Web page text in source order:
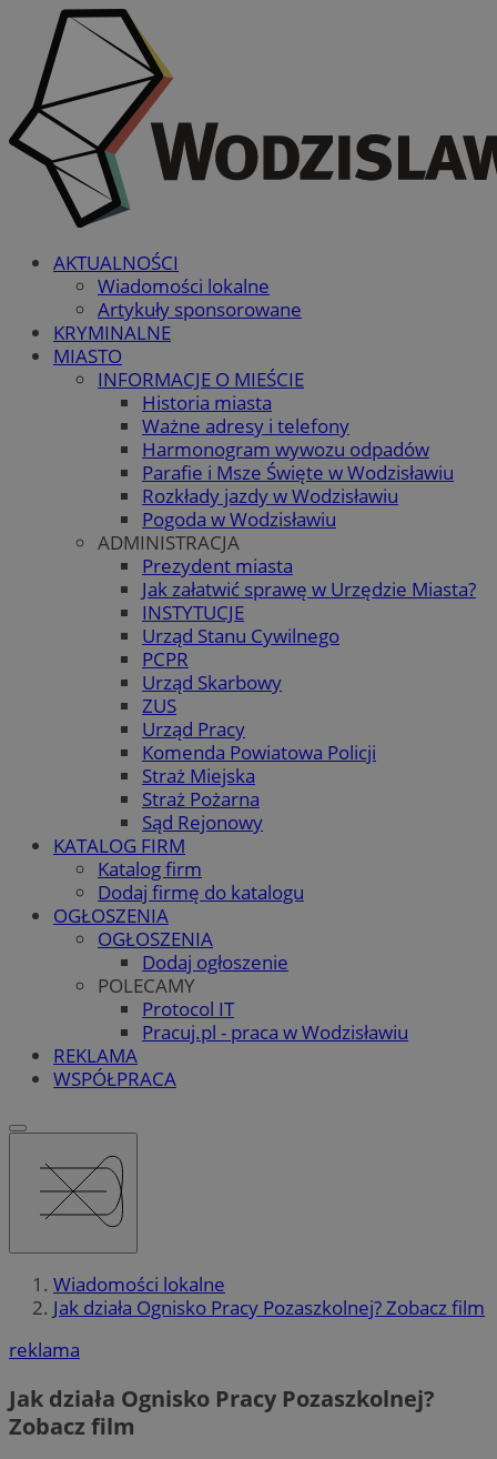
AKTUALNOŚCI
Wiadomości lokalne
Artykuły sponsorowane
KRYMINALNE
MIASTO
INFORMACJE O MIEŚCIE
Historia miasta
Ważne adresy i telefony
Harmonogram wywozu odpadów
Parafie i Msze Święte w Wodzisławiu
Rozkłady jazdy w Wodzisławiu
Pogoda w Wodzisławiu
ADMINISTRACJA
Prezydent miasta
Jak załatwić sprawę w Urzędzie Miasta?
INSTYTUCJE
Urząd Stanu Cywilnego
PCPR
Urząd Skarbowy
ZUS
Urząd Pracy
Komenda Powiatowa Policji
Straż Miejska
Straż Pożarna
Sąd Rejonowy
KATALOG FIRM
Katalog firm
Dodaj firmę do katalogu
OGŁOSZENIA
OGŁOSZENIA
Dodaj ogłoszenie
POLECAMY
Protocol IT
Pracuj.pl - praca w Wodzisławiu
REKLAMA
WSPÓŁPRACA
Wiadomości lokalne
Jak działa Ognisko Pracy Pozaszkolnej? Zobacz film
reklama
Jak działa Ognisko Pracy Pozaszkolnej?
Zobacz film